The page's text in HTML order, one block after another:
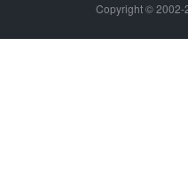
Copyright © 2002-